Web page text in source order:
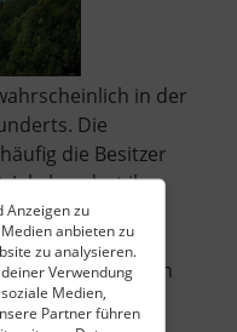
Anzeigen zu
anbieten zu
zu analysieren.
Verwendung
Medien,
Partner führen
in der
Die
die Besitzer
Jahrhundert ihr
der Grafen von
über